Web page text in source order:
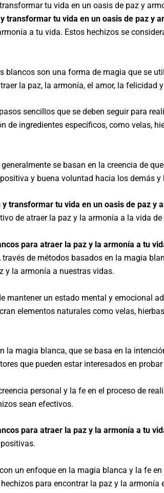
tu vida en un oasis de paz y
transformar tu vida en un oasis de paz y
a tu vida. Estos hechizos se
blancos son una forma de magia que se
la paz, la armonía, el amor, la felicidad
sencillos que se deben seguir para
de ingredientes específicos, como velas,
se basan en la creencia de
y buena voluntad hacia los demás
transformar tu vida en un oasis de paz y
de atraer la paz y la armonía a la vida de
para atraer la paz y la armonía a tu
de métodos basados en la magia
y la armonía a nuestras vidas.
mantener un estado mental y emocional
elementos naturales como velas,
la magia blanca, que se basa en la
que pueden estar interesados en
personal y la fe en el proceso de
sean efectivos.
para atraer la paz y la armonía a tu
un enfoque en la magia blanca y la fe
para encontrar la paz y la armonía